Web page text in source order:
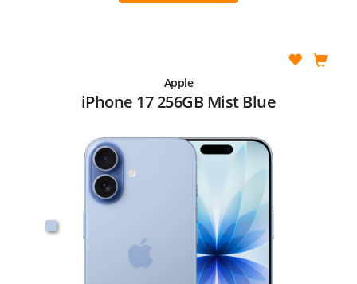
Apple
iPhone 17 256GB Mist Blue